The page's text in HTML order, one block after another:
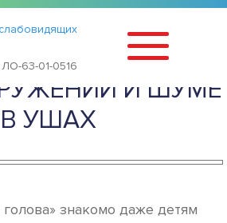
63-01-0516
ПРИ
И ШУМЕ
В УШАХ
знакомо даже детям